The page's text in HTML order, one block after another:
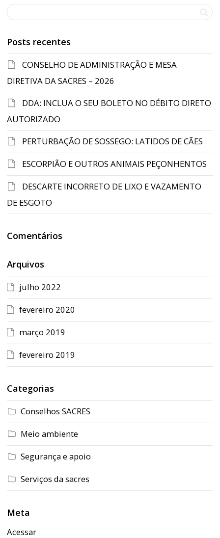
Posts recentes
CONSELHO DE ADMINISTRAÇÃO E MESA
DIRETIVA DA SACRES – 2026
DDA: INCLUA O SEU BOLETO NO DÉBITO DIRETO
AUTORIZADO
PERTURBAÇÃO DE SOSSEGO: LATIDOS DE CÃES
ESCORPIÃO E OUTROS ANIMAIS PEÇONHENTOS
DESCARTE INCORRETO DE LIXO E VAZAMENTO
DE ESGOTO
Comentários
Arquivos
julho 2022
fevereiro 2020
março 2019
fevereiro 2019
Categorias
Conselhos SACRES
Meio ambiente
Segurança e apoio
Serviços da sacres
Meta
Acessar